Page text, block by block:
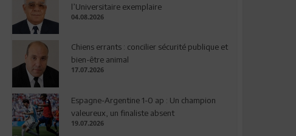
l’Universitaire exemplaire
04.08.2026
Chiens errants : concilier sécurité publique et
bien-être animal
17.07.2026
Espagne-Argentine 1-0 ap : Un champion
valeureux, un finaliste absent
19.07.2026